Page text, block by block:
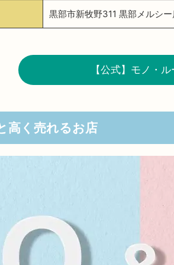
黒部市新牧野311 黒部メルシー
【公式】モノ・
高く売れるお店